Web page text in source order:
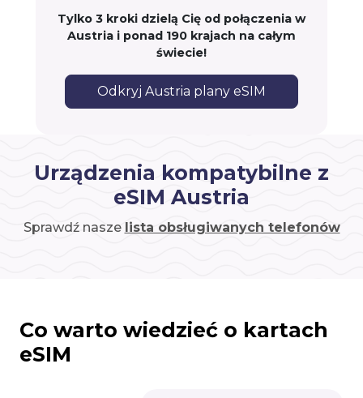
Tylko 3 kroki dzielą Cię od połączenia w
Austria i ponad 190 krajach na całym
świecie!
Odkryj Austria plany eSIM
Urządzenia kompatybilne z
eSIM Austria
Sprawdź nasze lista obsługiwanych telefonów
Co warto wiedzieć o kartach
eSIM